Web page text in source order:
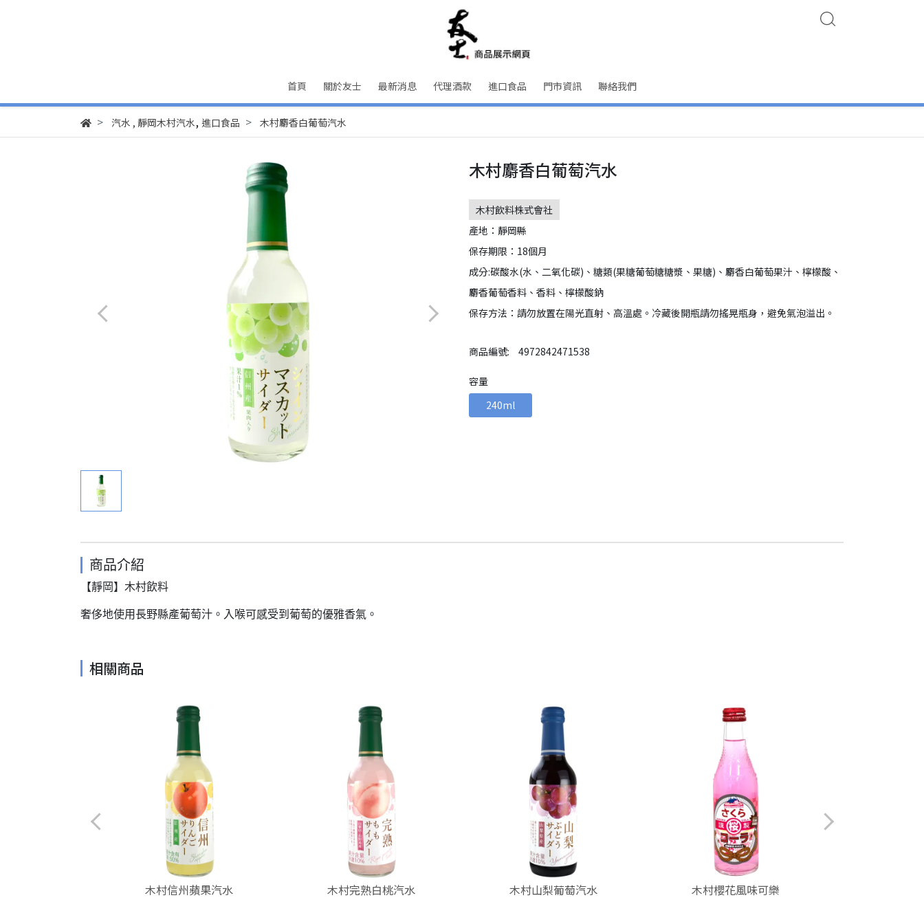
首頁 關於友士 最新消息 代理酒款 進口食品 門市資訊 聯絡我們
汽水 , 靜岡木村汽水, 進口食品 木村麝香白葡萄汽水
木村麝香白葡萄汽水
木村飲料株式會社
產地：靜岡縣
保存期限：18個月
成分:碳酸水(水、二氧化碳)、糖類(果糖葡萄糖糖漿、果糖)、麝香白葡萄果汁、檸檬酸、
麝香葡萄香料、香料、檸檬酸鈉
保存方法：請勿放置在陽光直射、高溫處。冷藏後開瓶請勿搖晃瓶身，避免氣泡溢出。
商品編號: 4972842471538
容量
240ml
商品介紹
【靜岡】木村飲料
奢侈地使用長野縣產葡萄汁。入喉可感受到葡萄的優雅香氣。
相關商品
木村信州蘋果汽水 木村完熟白桃汽水 木村山梨葡萄汽水 木村櫻花風味可樂